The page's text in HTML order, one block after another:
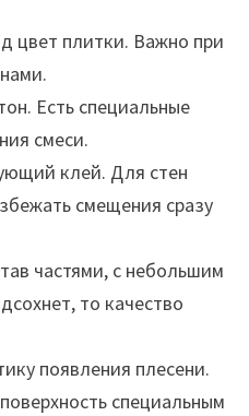
цвет плитки. Важно при
Есть специальные
смеси.
клей. Для стен
смещения сразу
частями, с небольшим
то качество
появления плесени.
специальным